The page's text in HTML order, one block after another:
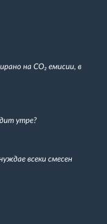
на CO₂ емисии, в
утре?
всеки смесен